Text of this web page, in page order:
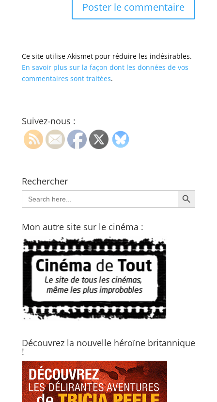
Ce site utilise Akismet pour réduire les indésirables.
En savoir plus sur la façon dont les données de vos
commentaires sont traitées.
Suivez-nous :
Rechercher
Search
for:
Search Button
Mon autre site sur le cinéma :
Découvrez la nouvelle héroïne britannique
!